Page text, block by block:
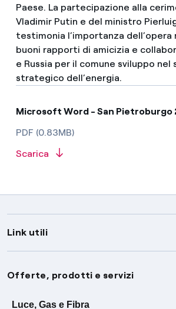
Paese. La partecipazione alla
Vladimir Putin e del ministro
testimonia l’importanza dell’opera
buoni rapporti di amicizia e
e Russia per il comune sviluppo
strategico dell’energia.
Microsoft Word - San Pietroburgo
PDF (0.83MB)
Scarica
Link utili
Assistenza
Avvisi
Servizi
Offerte, prodotti e servizi
Luce, Gas e Fibra